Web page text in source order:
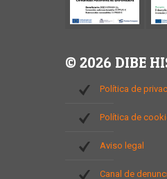
© 2026 DIBE
Política de
Política de
Aviso legal
Canal de